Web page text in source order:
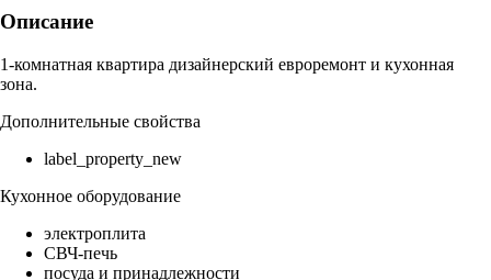
Описание
1-комнатная квартира дизайнерский евроремонт и кухонная
зона.
Дополнительные свойства
label_property_new
Кухонное оборудование
электроплита
СВЧ-печь
посуда и принадлежности